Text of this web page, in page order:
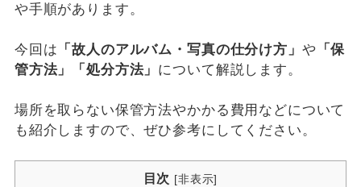
や手順があります。
今回は 「故人のアルバム・写真の仕分け方」 や 「保
管方法」「処分方法」 について解説します。
場所を取らない保管方法やかかる費用などについて
も紹介しますので、ぜひ参考にしてください。
目次 [非表示]